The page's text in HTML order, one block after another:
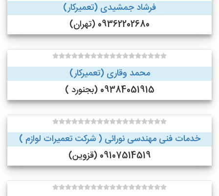
فرشاد جمشیدی (تعمیرکار)
09362202680 (تهران)
محمد وقاری (تعمیرکار)
09384051915 (بجنورد )
خدمات فنی مهندسی نورائی ( شرکت تعمیرات لوازم )
09107514519 (قزوین)